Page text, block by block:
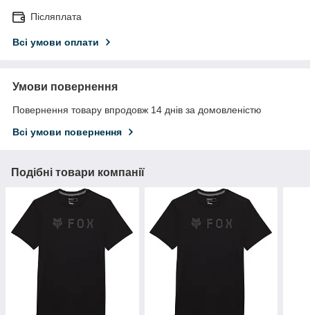
Післяплата
Всі умови оплати
Умови повернення
Повернення товару впродовж 14 днів за домовленістю
Всі умови повернення
Подібні товари компанії